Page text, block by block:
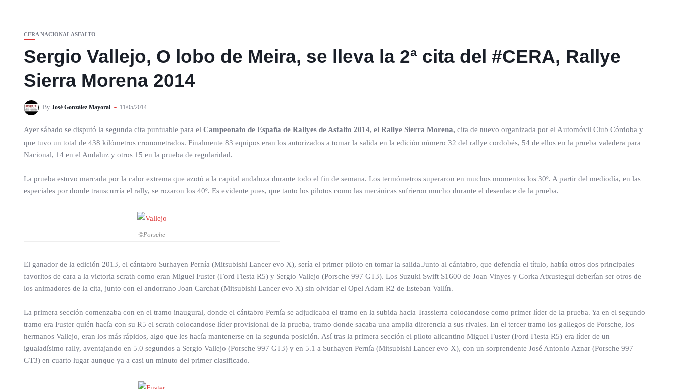
CERA NACIONAL ASFALTO
Sergio Vallejo, O lobo de Meira, se lleva la 2ª cita del #CERA, Rallye
Sierra Morena 2014
By José González Mayoral 11/05/2014
Ayer sábado se disputó la segunda cita puntuable para el Campeonato de España de Rallyes de Asfalto 2014, el Rallye Sierra Morena, cita de nuevo organizada por el Automóvil Club Córdoba y
que tuvo un total de 438 kilómetros cronometrados. Finalmente 83 equipos eran los autorizados a tomar la salida en la edición número 32 del rallye cordobés, 54 de ellos en la prueba valedera para
Nacional, 14 en el Andaluz y otros 15 en la prueba de regularidad.
La prueba estuvo marcada por la calor extrema que azotó a la capital andaluza durante todo el fin de semana. Los termómetros superaron en muchos momentos los 30º. A partir del mediodía, en las
especiales por donde transcurría el rally, se rozaron los 40º. Es evidente pues, que tanto los pilotos como las mecánicas sufrieron mucho durante el desenlace de la prueba.
©Porsche
El ganador de la edición 2013, el cántabro Surhayen Pernía (Mitsubishi Lancer evo X), sería el primer piloto en tomar la salida.Junto al cántabro, que defendía el título, había otros dos principales
favoritos de cara a la victoria scrath como eran Miguel Fuster (Ford Fiesta R5) y Sergio Vallejo (Porsche 997 GT3). Los Suzuki Swift S1600 de Joan Vinyes y Gorka Atxustegui deberían ser otros de
los animadores de la cita, junto con el andorrano Joan Carchat (Mitsubishi Lancer evo X) sin olvidar el Opel Adam R2 de Esteban Vallín.
La primera sección comenzaba con en el tramo inaugural, donde el cántabro Pernía se adjudicaba el tramo en la subida hacia Trassierra colocandose como primer líder de la prueba. Ya en el segundo
tramo era Fuster quién hacía con su R5 el scrath colocandose líder provisional de la prueba, tramo donde sacaba una amplia diferencia a sus rivales. En el tercer tramo los gallegos de Porsche, los
hermanos Vallejo, eran los más rápidos, algo que les hacía mantenerse en la segunda posición. Así tras la primera sección el piloto alicantino Miguel Fuster (Ford Fiesta R5) era líder de un
igualadísimo rally, aventajando en 5.0 segundos a Sergio Vallejo (Porsche 997 GT3) y en 5.1 a Surhayen Pernía (Mitsubishi Lancer evo X), con un sorprendente José Antonio Aznar (Porsche 997
GT3) en cuarto lugar aunque ya a casi un minuto del primer clasificado.